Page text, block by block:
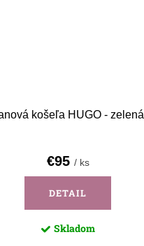
košeľa HUGO - zelená
€95 / ks
DETAIL
Skladom